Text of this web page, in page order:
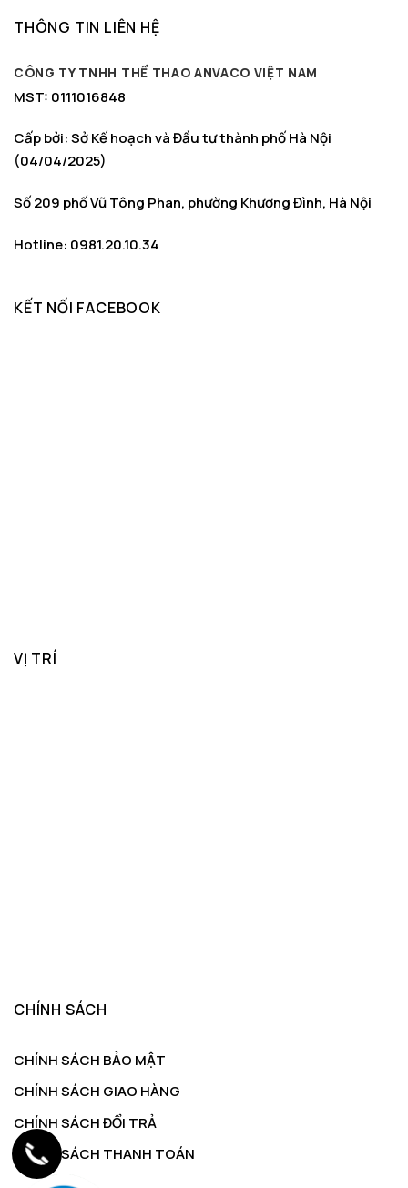
THÔNG TIN LIÊN HỆ
CÔNG TY TNHH THỂ THAO ANVACO VIỆT NAM
MST: 0111016848
Cấp bởi: Sở Kế hoạch và Đầu tư thành phố Hà Nội
(04/04/2025)
Số 209 phố Vũ Tông Phan, phường Khương Đình, Hà Nội
Hotline: 0981.20.10.34
KẾT NỐI FACEBOOK
VỊ TRÍ
CHÍNH SÁCH
CHÍNH SÁCH BẢO MẬT
CHÍNH SÁCH GIAO HÀNG
CHÍNH SÁCH ĐỔI TRẢ
CHÍNH SÁCH THANH TOÁN